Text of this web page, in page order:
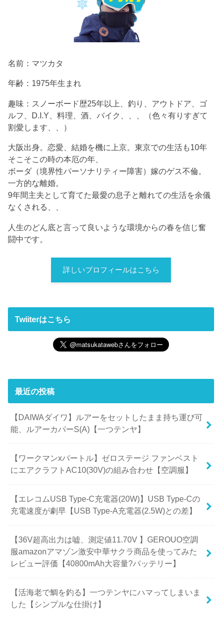
名前：マツカタ
年齢：1975年生まれ
趣味：スノーボード歴25年以上、釣り、アウトドア、ゴ
ルフ、D.I.Y、料理、酒、バイク、、、（色々有りすぎて
割愛します、、）
大阪出身。恋愛、結婚を機に上京。東京での生活も10年
そこそこの時の本厄の年、
ボーダ（境界性パーソナリティー障害）嫁のゲス不倫。
一方的な離婚。
9年間主夫として育てた最愛の息子と離れての生活を余儀
なくされる、、
人生のどん底と言って良いような環境からの春を信じ奮
闘中です。
詳しいプロフィールはこちら
Twiiterはこちら
最近の投稿
【DAIWAダイワ】ルアーをセットしたまま持ち運び可
能、ルアーカバーS(A)【一つテンヤ】
【ワークマンxバートル】ゼロステージ ファンベスト
にエアクラフトAC10(30V)の組み合わせ【空調服】
【エレコムUSB Type-C充電器(20W)】USB Type-Cの
充電速度が劇早【USB Type-A充電器(2.5W)との差】
【36V超高出力は嘘、測定値11.70V 】GEROUO空調
服amazonアマゾン激安中華サクラ商品を使ってみた
レビュー評価【40800mAh大容量?バッテリー】
【活海老で鯛を釣る】一つテンヤにハマってしまいま
した【シンプルな仕掛け】